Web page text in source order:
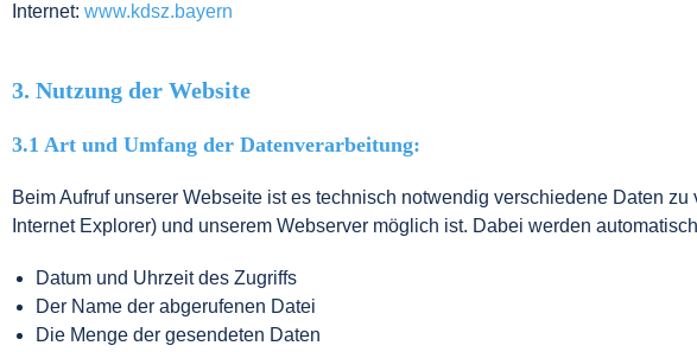
Internet: www.kdsz.bayern
3. Nutzung der Website
3.1 Art und Umfang der Datenverarbeitung:
Beim Aufruf unserer Webseite ist es technisch notwendig verschiedene Daten
Internet Explorer) und unserem Webserver möglich ist. Dabei werden
Datum und Uhrzeit des Zugriffs
Der Name der abgerufenen Datei
Die Menge der gesendeten Daten